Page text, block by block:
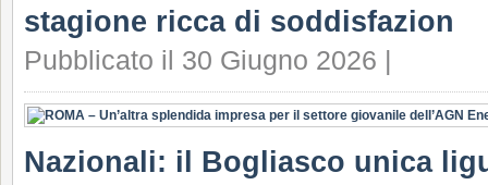
stagione ricca di soddisfazion
Pubblicato il 30 Giugno 2026 |
Nazionali: il Bogliasco unica